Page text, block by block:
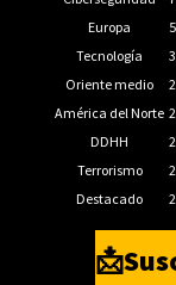
Europa
Tecnología
Oriente medio
América del Norte
DDHH
Terrorismo
Destacado